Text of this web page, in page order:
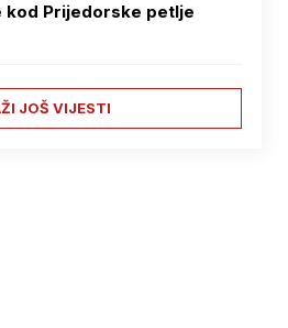
kod Prijedorske petlje
JOŠ VIJESTI